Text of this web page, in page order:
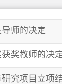
师的决定
奖教师的决
究项目立项